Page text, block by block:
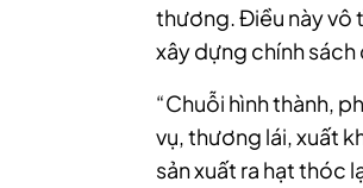
thương. Điều này vô
xây dựng chính sách
“Chuỗi hình thành,
vụ, thương lái, xuất
sản xuất ra hạt thóc